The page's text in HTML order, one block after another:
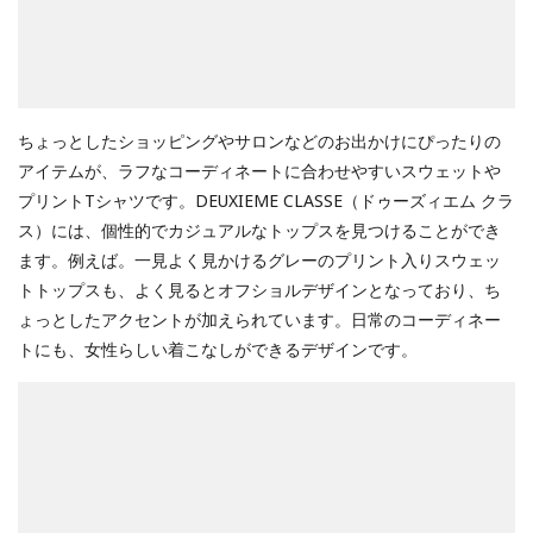
ちょっとしたショッピングやサロンなどのお出かけにぴったりの
アイテムが、ラフなコーディネートに合わせやすいスウェットや
プリントTシャツです。DEUXIEME CLASSE（ドゥーズィエム クラ
ス）には、個性的でカジュアルなトップスを見つけることができ
ます。例えば。一見よく見かけるグレーのプリント入りスウェッ
トトップスも、よく見るとオフショルデザインとなっており、ち
ょっとしたアクセントが加えられています。日常のコーディネー
トにも、女性らしい着こなしができるデザインです。